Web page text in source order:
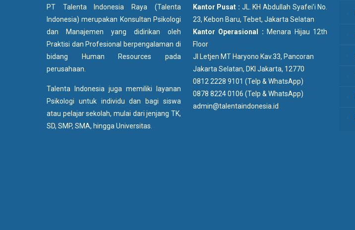
PT Talenta Indonesia Raya (Talenta
Indonesia) merupakan Konsultan Psikologi
dan Manajemen yang didirikan oleh
Praktisi dan Profesional berpengalaman di
bidang Human Resources pada
perusahaan.
Talenta Indonesia juga memiliki layanan
Psikologi untuk individu dan bagi siswa
atau pelajar sekolah, mulai dari jenjang TK,
SD, SMP, SMA, hingga Universitas.
Kantor Pusat : JL. KH Abdullah Syafei’i No.
23, Kebon Baru, Tebet, Jakarta Selatan
Kantor Operasional : Menara Hijau 12th
Floor
Jl Letjen MT Haryono Kav.33, Pancoran
Jakarta Selatan, DKI Jakarta, 12770
0812 2228 9101 (Telp & WhatsApp)
0878 8224 0106 (Telp & WhatsApp)
admin@talentaindonesia.id